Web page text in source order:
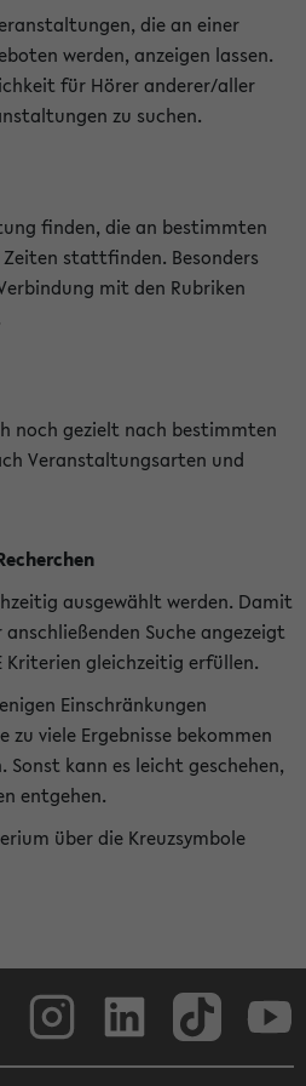
die an einer
werden, anzeigen lassen.
für Hörer anderer/aller
zu suchen.
finden, die an bestimmten
stattfinden. Besonders
mit den Rubriken
noch gezielt nach bestimmten
Veranstaltungsarten und
ausgewählt werden. Damit
Suche angezeigt
Kriterien gleichzeitig erfüllen.
Einschränkungen
zu viele Ergebnisse bekommen
Sonst kann es leicht geschehen,
entgehen.
über die Kreuzsymbole